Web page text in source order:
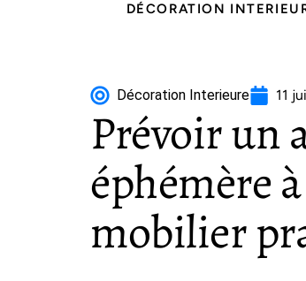
DÉCORATION
Décoration Interieure 11
Prévoir un
éphémère
mobilier